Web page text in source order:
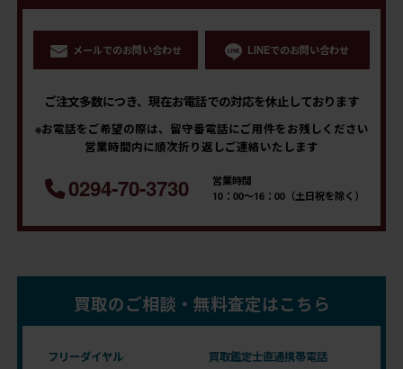
メールでのお問い合わせ LINEでのお問い合わせ
ご注文多数につき、現在お電話での対応を休止しております
※お電話をご希望の際は、留守番電話にご用件をお残しください
営業時間内に順次折り返しご連絡いたします
0294-70-3730
営業時間
10：00～16：00（土日祝を除く）
買取のご相談・無料査定はこちら
フリーダイヤル 買取鑑定士直通携帯電話